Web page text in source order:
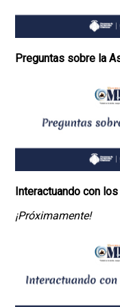
Preguntas sobre la
Interactuando con
¡Próximamente!